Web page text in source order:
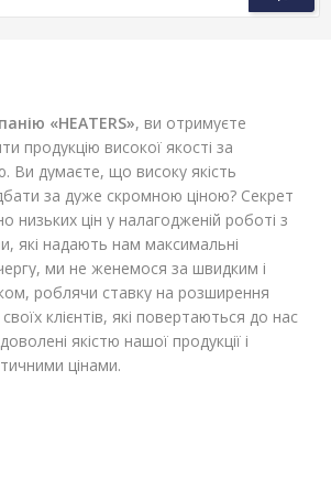
«HEATERS», ви отримуєте
продукцію високої якості за
Ви думаєте, що високу якість
за дуже скромною ціною? Секрет
низьких цін у налагодженій роботі з
які надають нам максимальні
ми не женемося за швидким і
роблячи ставку на розширення
клієнтів, які повертаються до нас
якістю нашої продукції і
цінами.